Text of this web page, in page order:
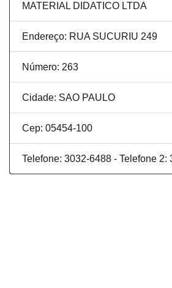
MATERIAL DIDATICO LTDA
Endereço: RUA SUCURIU 249
Número: 263
Cidade: SAO PAULO
Cep: 05454-100
Telefone: 3032-6488 - Telefone 2: